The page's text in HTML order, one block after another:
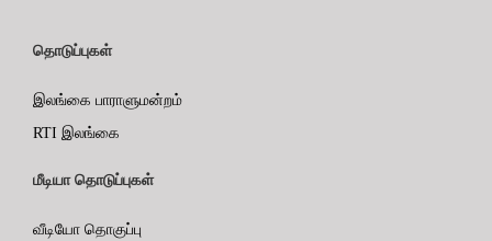
தொடுப்புகள்
இலங்கை பாராளுமன்றம்
RTI இலங்கை
மீடியா தொடுப்புகள்
வீடியோ தொகுப்பு